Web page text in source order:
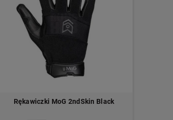
Rękawiczki MoG 2ndSkin Black